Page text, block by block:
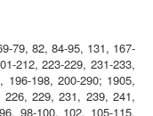
79, 82, 84-95, 131, 167-
212, 223-229, 231-233,
196-198, 200-290; 1905,
226, 229, 231, 239, 241,
98-100, 102, 105-115,